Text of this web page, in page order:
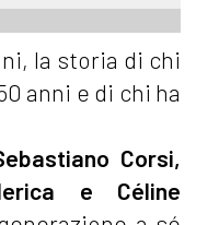
la storia di chi
anni e di chi ha
Corsi,
e Céline